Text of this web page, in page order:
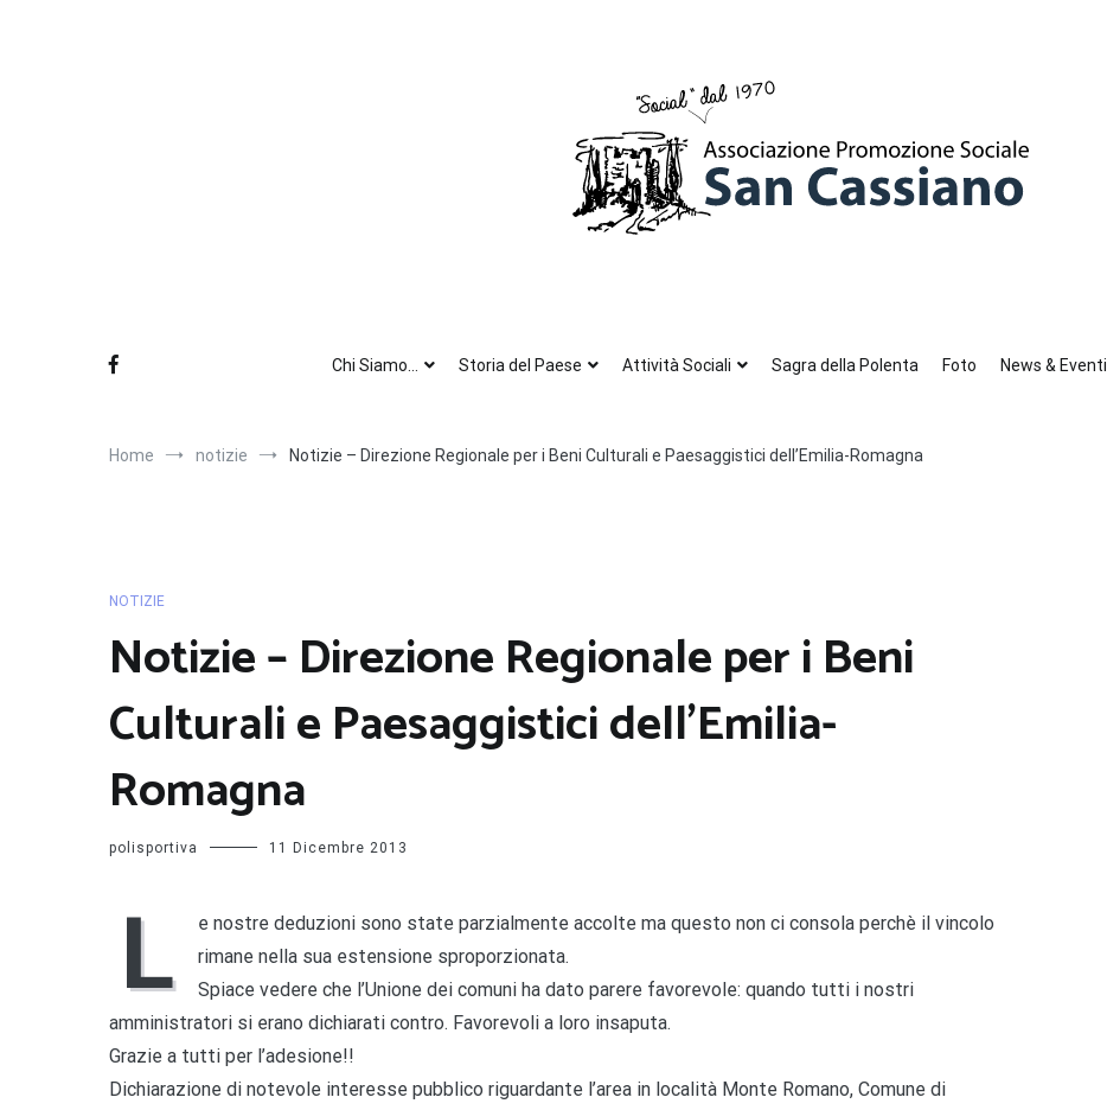
Chi Siamo…
Storia del Paese Attività Sociali Sagra della Polenta Foto News & Eventi
Home notizie Notizie – Direzione Regionale per i Beni Culturali e Paesaggistici dell’Emilia-Romagna
NOTIZIE
Notizie – Direzione Regionale per i Beni
Culturali e Paesaggistici dell’Emilia-
Romagna
polisportiva 11 Dicembre 2013
L
e nostre deduzioni sono state parzialmente accolte ma questo non ci consola perchè il vincolo
rimane nella sua estensione sproporzionata.
Spiace vedere che l’Unione dei comuni ha dato parere favorevole: quando tutti i nostri
amministratori si erano dichiarati contro. Favorevoli a loro insaputa.
Grazie a tutti per l’adesione!!
Dichiarazione di notevole interesse pubblico riguardante l’area in località Monte Romano, Comune di